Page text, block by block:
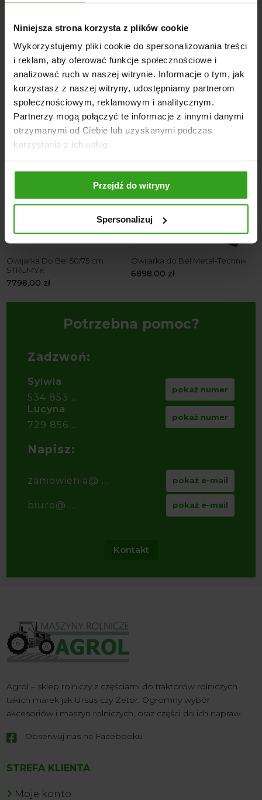
Niniejsza strona korzysta z plików cookie
Wykorzystujemy pliki cookie do spersonalizowania treści
i reklam, aby oferować funkcje społecznościowe i
analizować ruch w naszej witrynie. Informacje o tym, jak
korzystasz z naszej witryny, udostępniamy partnerom
społecznościowym, reklamowym i analitycznym.
Partnerzy mogą połączyć te informacje z innymi danymi
otrzymanymi od Ciebie lub uzyskanymi podczas
korzystania z ich usług.
Przejdź do witryny
Spersonalizuj
Własny zamknięty układ hydrauliczny
Napęd przez WOM
NASI KLIENCI WYBIERALI RÓWNIEŻ
4
Owijarka Do Bel 50/75 cm
STRUMYK
7798,00 zł
Owijarka do Bel Metal-Technik
6898,00 zł
5
Potrzebna pomoc?
Zadzwoń:
Sylwia
534 853 ...
pokaż numer
Lucyna
729 856 ...
pokaż numer
Napisz:
zamowienia@ ... pokaż e-mail
biuro@ ... pokaż e-mail
Kontakt
Agrol – sklep rolniczy z częściami do traktorów rolniczych
takich marek jak Ursus czy Zetor. Ogromny wybór
akcesoriów i maszyn rolniczych, oraz części do ich napraw.
 Obserwuj nas na Facebooku
STREFA KLIENTA
Moje konto